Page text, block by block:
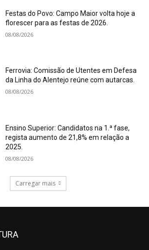
Festas do Povo: Campo Maior volta hoje a
florescer para as festas de 2026.
08/08/2026
Ferrovia: Comissão de Utentes em Defesa
da Linha do Alentejo reúne com autarcas.
08/08/2026
Ensino Superior: Candidatos na 1.ª fase,
regista aumento de 21,8% em relação a
2025.
08/08/2026
Carregar mais